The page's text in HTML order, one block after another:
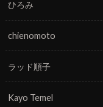
ひろみ
chienomoto
ラッド順子
Kayo Temel